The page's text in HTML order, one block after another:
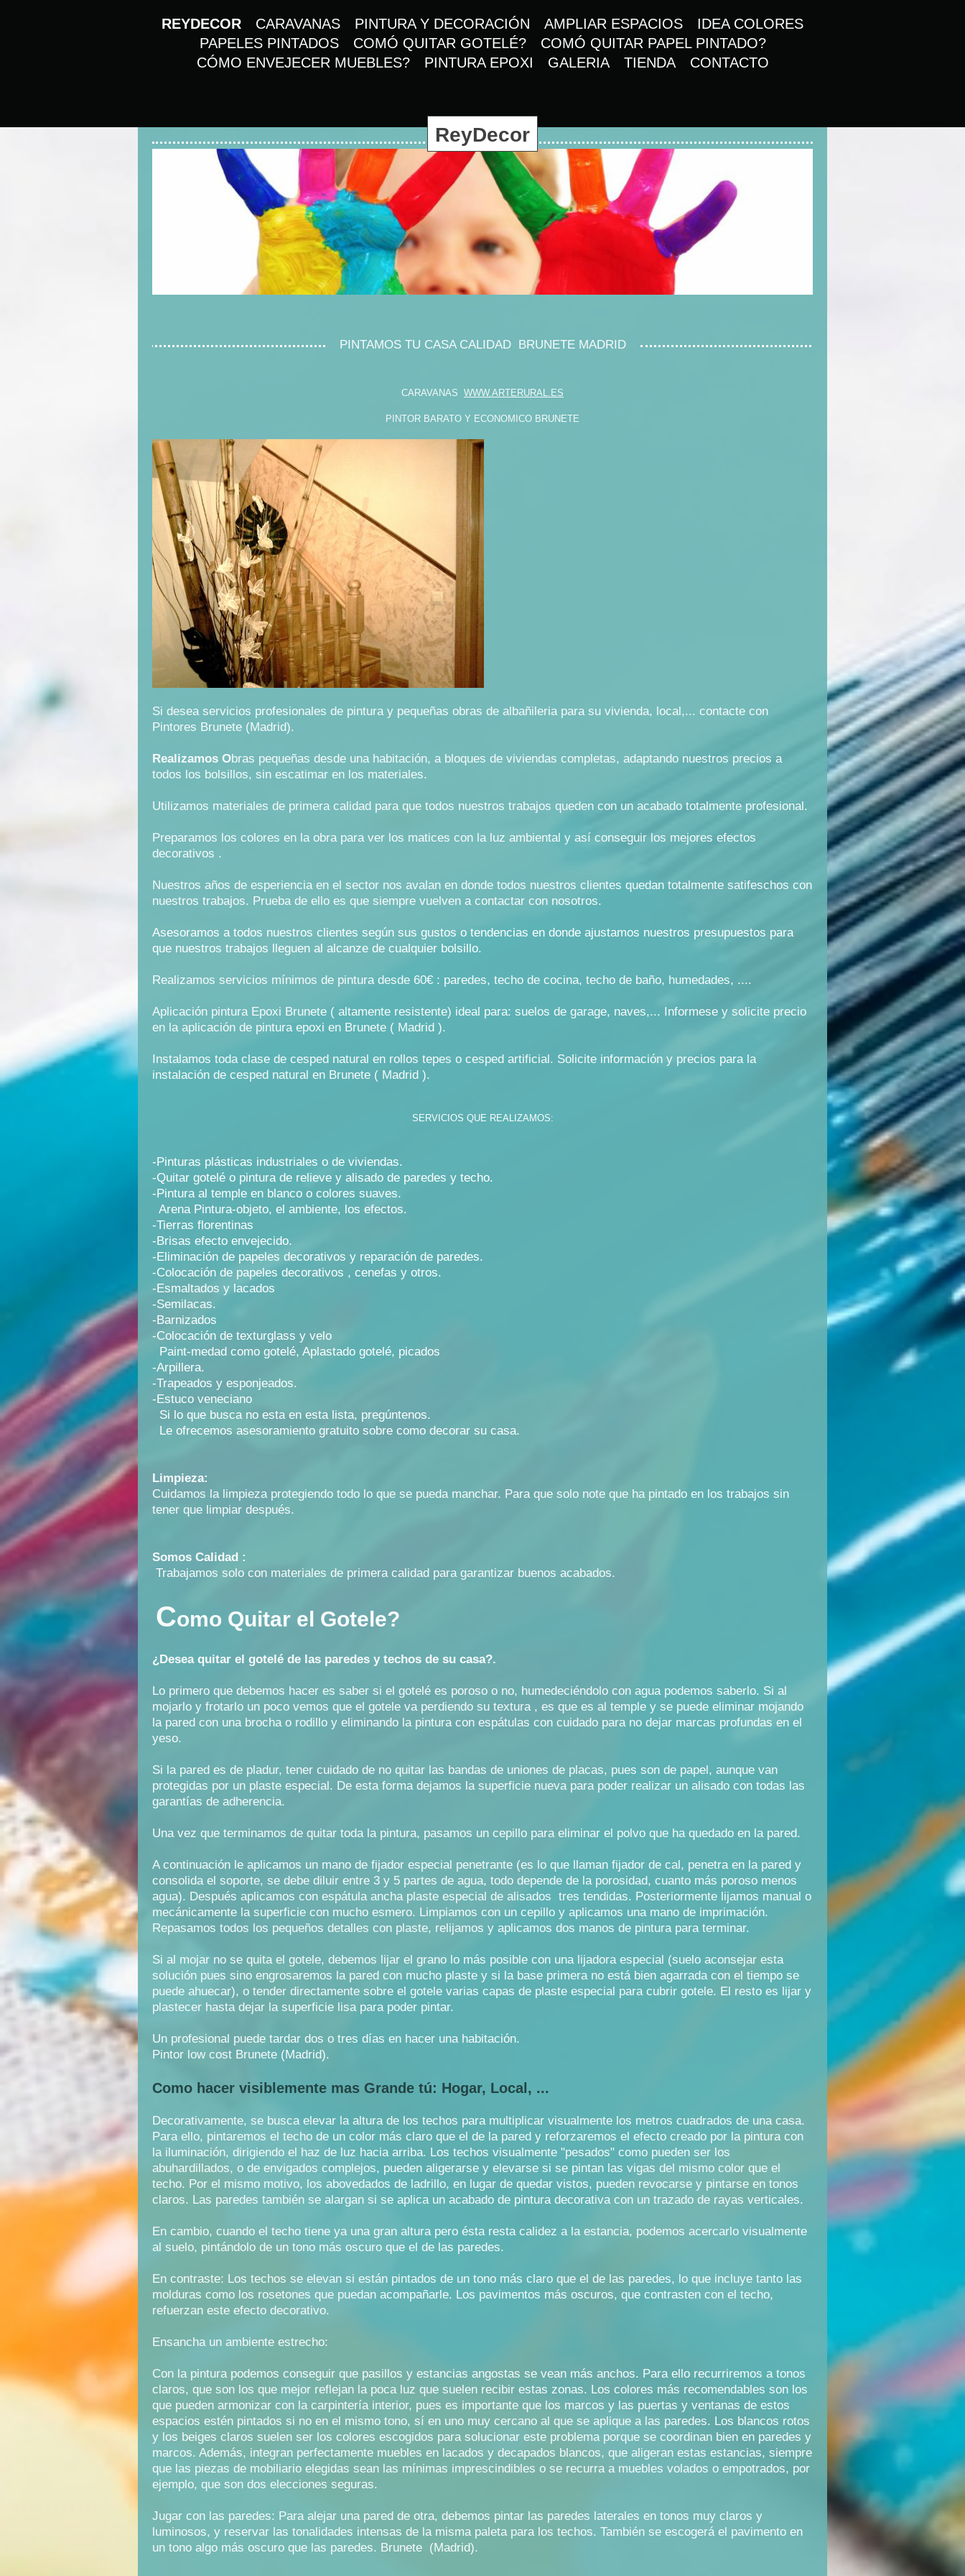
REYDECOR CARAVANAS PINTURA Y DECORACIÓN AMPLIAR ESPACIOS
IDEA COLORES
PAPELES PINTADOS
COMÓ QUITAR GOTELÉ?
COMÓ QUITAR PAPEL PINTADO?
CÓMO ENVEJECER MUEBLES?
PINTURA EPOXI GALERIA TIENDA CONTACTO
ReyDecor
PINTAMOS TU CASA CALIDAD BRUNETE MADRID
CARAVANAS WWW.ARTERURAL.ES
PINTOR BARATO Y ECONOMICO BRUNETE
Si desea servicios profesionales de pintura y pequeñas obras de albañileria para su vivienda, local,... contacte con
Pintores Brunete (Madrid).
Realizamos Obras pequeñas desde una habitación, a bloques de viviendas completas, adaptando nuestros precios a
todos los bolsillos, sin escatimar en los materiales.
Utilizamos materiales de primera calidad para que todos nuestros trabajos queden con un acabado totalmente profesional.
Preparamos los colores en la obra para ver los matices con la luz ambiental y así conseguir los mejores efectos
decorativos .
Nuestros años de esperiencia en el sector nos avalan en donde todos nuestros clientes quedan totalmente satifeschos con
nuestros trabajos. Prueba de ello es que siempre vuelven a contactar con nosotros.
Asesoramos a todos nuestros clientes según sus gustos o tendencias en donde ajustamos nuestros presupuestos para
que nuestros trabajos lleguen al alcanze de cualquier bolsillo.
Realizamos servicios mínimos de pintura desde 60€ : paredes, techo de cocina, techo de baño, humedades, ....
Aplicación pintura Epoxi Brunete ( altamente resistente) ideal para: suelos de garage, naves,... Informese y solicite precio
en la aplicación de pintura epoxi en Brunete ( Madrid ).
Instalamos toda clase de cesped natural en rollos tepes o cesped artificial. Solicite información y precios para la
instalación de cesped natural en Brunete ( Madrid ).
SERVICIOS QUE REALIZAMOS:
-Pinturas plásticas industriales o de viviendas.
-Quitar gotelé o pintura de relieve y alisado de paredes y techo.
-Pintura al temple en blanco o colores suaves.
Arena Pintura-objeto, el ambiente, los efectos.
-Tierras florentinas
-Brisas efecto envejecido.
-Eliminación de papeles decorativos y reparación de paredes.
-Colocación de papeles decorativos , cenefas y otros.
-Esmaltados y lacados
-Semilacas.
-Barnizados
-Colocación de texturglass y velo
Paint-medad como gotelé, Aplastado gotelé, picados
-Arpillera.
-Trapeados y esponjeados.
-Estuco veneciano
Si lo que busca no esta en esta lista, pregúntenos.
Le ofrecemos asesoramiento gratuito sobre como decorar su casa.
Limpieza:
Cuidamos la limpieza protegiendo todo lo que se pueda manchar. Para que solo note que ha pintado en los trabajos sin
tener que limpiar después.
Somos Calidad :
Trabajamos solo con materiales de primera calidad para garantizar buenos acabados.
Como Quitar el Gotele?
¿Desea quitar el gotelé de las paredes y techos de su casa?.
Lo primero que debemos hacer es saber si el gotelé es poroso o no, humedeciéndolo con agua podemos saberlo. Si al
mojarlo y frotarlo un poco vemos que el gotele va perdiendo su textura , es que es al temple y se puede eliminar mojando
la pared con una brocha o rodillo y eliminando la pintura con espátulas con cuidado para no dejar marcas profundas en el
yeso.
Si la pared es de pladur, tener cuidado de no quitar las bandas de uniones de placas, pues son de papel, aunque van
protegidas por un plaste especial. De esta forma dejamos la superficie nueva para poder realizar un alisado con todas las
garantías de adherencia.
Una vez que terminamos de quitar toda la pintura, pasamos un cepillo para eliminar el polvo que ha quedado en la pared.
A continuación le aplicamos un mano de fijador especial penetrante (es lo que llaman fijador de cal, penetra en la pared y
consolida el soporte, se debe diluir entre 3 y 5 partes de agua, todo depende de la porosidad, cuanto más poroso menos
agua). Después aplicamos con espátula ancha plaste especial de alisados tres tendidas. Posteriormente lijamos manual o
mecánicamente la superficie con mucho esmero. Limpiamos con un cepillo y aplicamos una mano de imprimación.
Repasamos todos los pequeños detalles con plaste, relijamos y aplicamos dos manos de pintura para terminar.
Si al mojar no se quita el gotele, debemos lijar el grano lo más posible con una lijadora especial (suelo aconsejar esta
solución pues sino engrosaremos la pared con mucho plaste y si la base primera no está bien agarrada con el tiempo se
puede ahuecar), o tender directamente sobre el gotele varias capas de plaste especial para cubrir gotele. El resto es lijar y
plastecer hasta dejar la superficie lisa para poder pintar.
Un profesional puede tardar dos o tres días en hacer una habitación.
Pintor low cost Brunete (Madrid).
Como hacer visiblemente mas Grande tú: Hogar, Local, ...
Decorativamente, se busca elevar la altura de los techos para multiplicar visualmente los metros cuadrados de una casa.
Para ello, pintaremos el techo de un color más claro que el de la pared y reforzaremos el efecto creado por la pintura con
la iluminación, dirigiendo el haz de luz hacia arriba. Los techos visualmente "pesados" como pueden ser los
abuhardillados, o de envigados complejos, pueden aligerarse y elevarse si se pintan las vigas del mismo color que el
techo. Por el mismo motivo, los abovedados de ladrillo, en lugar de quedar vistos, pueden revocarse y pintarse en tonos
claros. Las paredes también se alargan si se aplica un acabado de pintura decorativa con un trazado de rayas verticales.
En cambio, cuando el techo tiene ya una gran altura pero ésta resta calidez a la estancia, podemos acercarlo visualmente
al suelo, pintándolo de un tono más oscuro que el de las paredes.
En contraste: Los techos se elevan si están pintados de un tono más claro que el de las paredes, lo que incluye tanto las
molduras como los rosetones que puedan acompañarle. Los pavimentos más oscuros, que contrasten con el techo,
refuerzan este efecto decorativo.
Ensancha un ambiente estrecho:
Con la pintura podemos conseguir que pasillos y estancias angostas se vean más anchos. Para ello recurriremos a tonos
claros, que son los que mejor reflejan la poca luz que suelen recibir estas zonas. Los colores más recomendables son los
que pueden armonizar con la carpintería interior, pues es importante que los marcos y las puertas y ventanas de estos
espacios estén pintados si no en el mismo tono, sí en uno muy cercano al que se aplique a las paredes. Los blancos rotos
y los beiges claros suelen ser los colores escogidos para solucionar este problema porque se coordinan bien en paredes y
marcos. Además, integran perfectamente muebles en lacados y decapados blancos, que aligeran estas estancias, siempre
que las piezas de mobiliario elegidas sean las mínimas imprescindibles o se recurra a muebles volados o empotrados, por
ejemplo, que son dos elecciones seguras.
Jugar con las paredes: Para alejar una pared de otra, debemos pintar las paredes laterales en tonos muy claros y
luminosos, y reservar las tonalidades intensas de la misma paleta para los techos. También se escogerá el pavimento en
un tono algo más oscuro que las paredes. Brunete (Madrid).